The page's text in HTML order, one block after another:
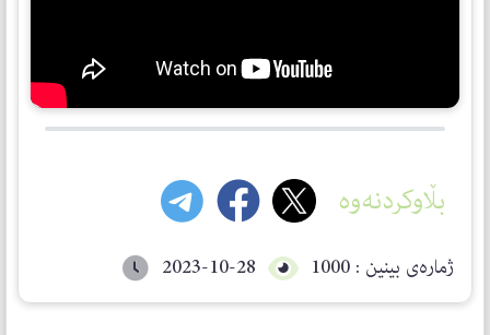
بڵاوکردنەوە
ژمارەی بینین : 1000 2023-10-28